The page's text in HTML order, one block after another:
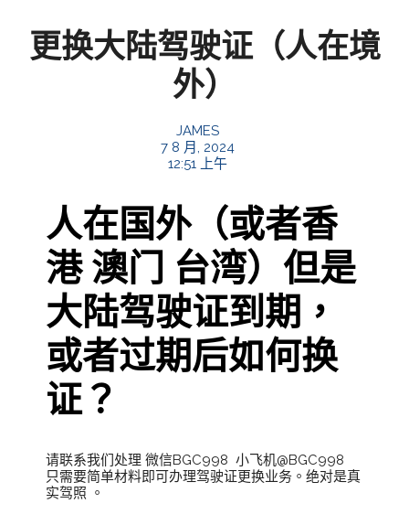
更换大陆驾驶证（人在境
外）
JAMES
7 8 月, 2024
12:51 上午
人在国外（或者香
港 澳门 台湾）但是
大陆驾驶证到期，
或者过期后如何换
证？
请联系我们处理 微信BGC998 小飞机@BGC998
只需要简单材料即可办理驾驶证更换业务。绝对是真
实驾照 。